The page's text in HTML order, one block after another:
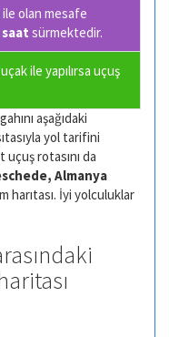
olan mesafe
saat sürmektedir.
ile yapılırsa uçuş
aşağıdaki
yol tarifini
rotasını da
Almanya
harıtası. İyi yolculuklar